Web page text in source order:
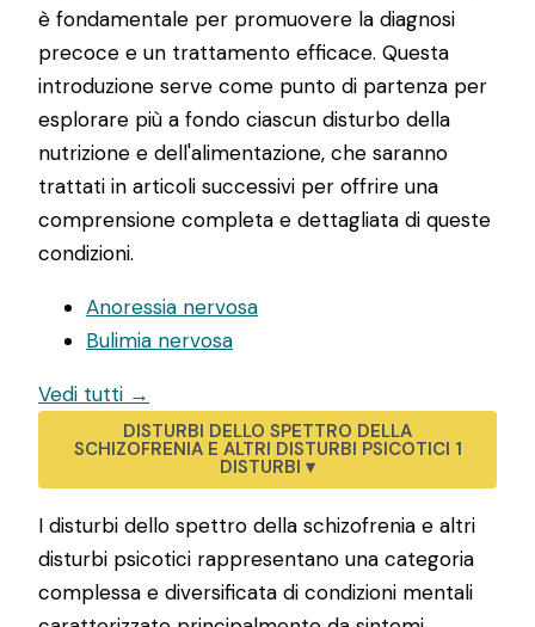
è fondamentale per promuovere la diagnosi
precoce e un trattamento efficace. Questa
introduzione serve come punto di partenza per
esplorare più a fondo ciascun disturbo della
nutrizione e dell'alimentazione, che saranno
trattati in articoli successivi per offrire una
comprensione completa e dettagliata di queste
condizioni.
Anoressia nervosa
Bulimia nervosa
Vedi tutti →
DISTURBI DELLO SPETTRO DELLA
SCHIZOFRENIA E ALTRI DISTURBI PSICOTICI 1
DISTURBI ▾
I disturbi dello spettro della schizofrenia e altri
disturbi psicotici rappresentano una categoria
complessa e diversificata di condizioni mentali